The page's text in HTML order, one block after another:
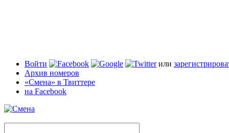
Войти или
Архив номеров
«Смена» в Твиттере
на Facebook